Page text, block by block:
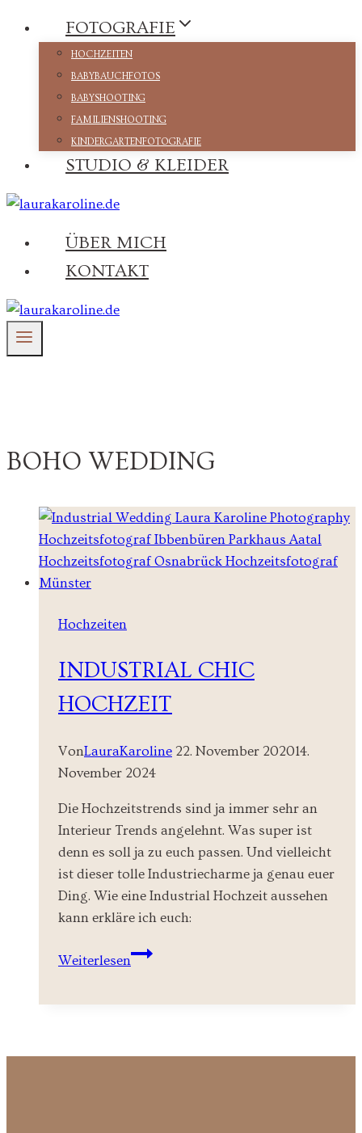
Zum
Inhalt
FOTOGRAFIE
HOCHZEITEN
BABYBAUCHFOTOS
BABYSHOOTING
FAMILIENSHOOTING
KINDERGARTENFOTOGRAFIE
STUDIO & KLEIDER
ÜBER MICH
KONTAKT
BOHO WEDDING
Hochzeiten
INDUSTRIAL CHIC
HOCHZEIT
VonLauraKaroline 22. November 202014.
November 2024
Die Hochzeitstrends sind ja immer sehr an
Interieur Trends angelehnt. Was super ist
denn es soll ja zu euch passen. Und vielleicht
ist dieser tolle Industriecharme ja genau euer
Ding. Wie eine Industrial Hochzeit aussehen
kann erkläre ich euch:
Weiterlesen
Industrial